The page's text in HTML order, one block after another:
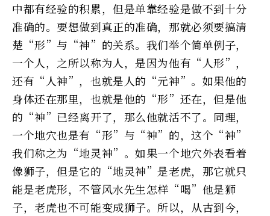
中都有经验的积累，但是单靠经验是做不到十分
准确的。要想做到真正的准确，那就必须要搞清
楚“形”与“神”的关系。我们举个简单例子，
一个人，之所以称为人，是因为他有“人形”，
还有“人神”，也就是人的“元神”。如果他的
身体还在那里，也就是他的“形”还在，但是他
的“神”已经离开了，那么他就活不了。同理，
一个地穴也是有“形”与“神”的，这个“神”
我们称之为“地灵神”。如果一个地穴外表看着
像狮子，但是它的“地灵神”是老虎，那它就只
能是老虎形，不管风水先生怎样“喝”他是狮
子，老虎也不可能变成狮子。所以，从古到今，